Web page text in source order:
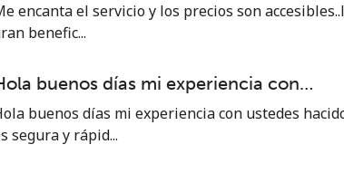
encanta el servicio y los precios son
benefic...
buenos días mi experiencia con…
buenos días mi experiencia con ustedes
segura y rápid...